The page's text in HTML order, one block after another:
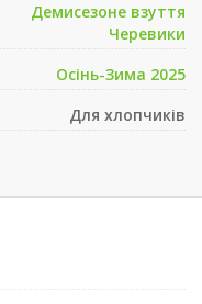
Демисезонe взуття
Черевики
Осінь-Зима 2025
Для хлопчиків